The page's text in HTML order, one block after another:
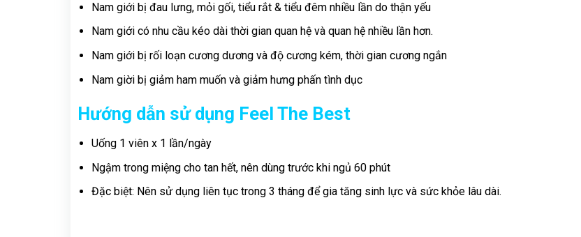
Nam giới bị đau lưng, mỏi gối, tiểu rắt & tiểu đêm nhiều lần do thận yếu
Nam giới có nhu cầu kéo dài thời gian quan hệ và quan hệ nhiều lần hơn.
Nam giới bị rối loạn cương dương và độ cương kém, thời gian cương ngắn
Nam giời bị giảm ham muốn và giảm hưng phấn tình dục
Hướng dẫn sử dụng Feel The Best
Uống 1 viên x 1 lần/ngày
Ngậm trong miệng cho tan hết, nên dùng trước khi ngủ 60 phút
Đặc biệt: Nên sử dụng liên tục trong 3 tháng để gia tăng sinh lực và sức khỏe lâu dài.